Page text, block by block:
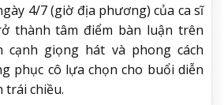
4/7 (giờ địa phương) của ca sĩ
thành tâm điểm bàn luận trên
cạnh giọng hát và phong cách
phục cô lựa chọn cho buổi diễn
trái chiều.